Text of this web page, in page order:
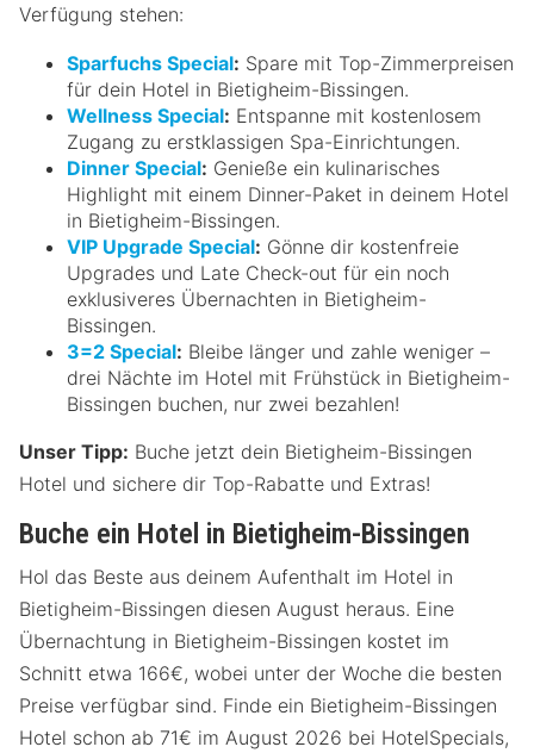
Verfügung stehen:
Sparfuchs Special: Spare mit Top-Zimmerpreisen
für dein Hotel in Bietigheim-Bissingen.
Wellness Special: Entspanne mit kostenlosem
Zugang zu erstklassigen Spa-Einrichtungen.
Dinner Special: Genieße ein kulinarisches
Highlight mit einem Dinner-Paket in deinem Hotel
in Bietigheim-Bissingen.
VIP Upgrade Special: Gönne dir kostenfreie
Upgrades und Late Check-out für ein noch
exklusiveres Übernachten in Bietigheim-
Bissingen.
3=2 Special: Bleibe länger und zahle weniger –
drei Nächte im Hotel mit Frühstück in Bietigheim-
Bissingen buchen, nur zwei bezahlen!
Unser Tipp: Buche jetzt dein Bietigheim-Bissingen
Hotel und sichere dir Top-Rabatte und Extras!
Buche ein Hotel in Bietigheim-Bissingen
Hol das Beste aus deinem Aufenthalt im Hotel in
Bietigheim-Bissingen diesen August heraus. Eine
Übernachtung in Bietigheim-Bissingen kostet im
Schnitt etwa 166€, wobei unter der Woche die besten
Preise verfügbar sind. Finde ein Bietigheim-Bissingen
Hotel schon ab 71€ im August 2026 bei HotelSpecials,